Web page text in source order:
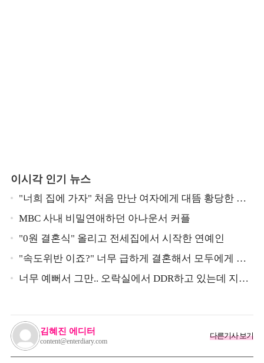
이시각 인기 뉴스
"너희 집에 가자" 처음 만난 여자에게 대뜸 황당한 요
구 했다는 MBC 아나운서
MBC 사내 비밀연애하던 아나운서 커플
"0원 결혼식" 올리고 전세집에서 시작한 연예인
"속도위반 이죠?" 너무 급하게 결혼해서 모두에게 의
심 받았던 스타
너무 예뻐서 그만.. 오락실에서 DDR하고 있는데 지나
김혜진 에디터
content@enterdiary.com
다른기사 보기